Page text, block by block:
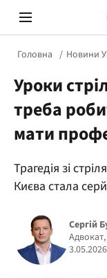
Політика
Головна Новини
Уроки
треба
мати
Трагедія зі
Києва стала
Сергій